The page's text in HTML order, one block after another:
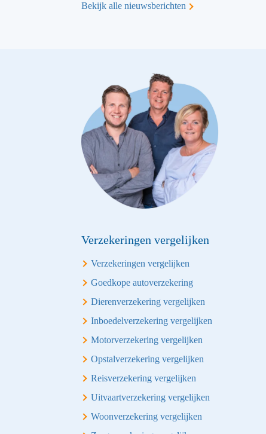
Bekijk alle nieuwsberichten
Verzekeringen vergelijken
Verzekeringen vergelijken
Goedkope autoverzekering
Dierenverzekering vergelijken
Inboedelverzekering vergelijken
Motorverzekering vergelijken
Opstalverzekering vergelijken
Reisverzekering vergelijken
Uitvaartverzekering vergelijken
Woonverzekering vergelijken